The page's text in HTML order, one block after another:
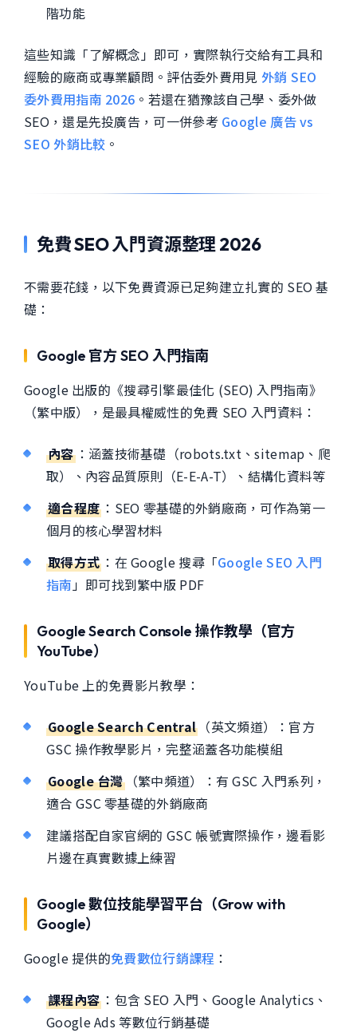
階功能
這些知識「了解概念」即可，實際執行交給有工具和
經驗的廠商或專業顧問。評估委外費用見 外銷 SEO
委外費用指南 2026 。若還在猶豫該自己學、委外做
SEO，還是先投廣告，可一併參考 Google 廣告 vs
SEO 外銷比較 。
免費 SEO 入門資源整理 2026
不需要花錢，以下免費資源已足夠建立扎實的 SEO 基
礎：
Google 官方 SEO 入門指南
Google 出版的《搜尋引擎最佳化 (SEO) 入門指南》
（繁中版），是最具權威性的免費 SEO 入門資料：
內容：涵蓋技術基礎（robots.txt、sitemap、爬
取）、內容品質原則（E-E-A-T）、結構化資料等
適合程度 ：SEO 零基礎的外銷廠商，可作為第一
個月的核心學習材料
取得方式 ：在 Google 搜尋「Google SEO 入門
指南」即可找到繁中版 PDF
Google Search Console 操作教學（官方
YouTube）
YouTube 上的免費影片教學：
Google Search Central （英文頻道）：官方
GSC 操作教學影片，完整涵蓋各功能模組
Google 台灣（繁中頻道）：有 GSC 入門系列，
適合 GSC 零基礎的外銷廠商
建議搭配自家官網的 GSC 帳號實際操作，邊看影
片邊在真實數據上練習
Google 數位技能學習平台（Grow with
Google）
Google 提供的免費數位行銷課程 ：
課程內容 ：包含 SEO 入門、Google Analytics、
Google Ads 等數位行銷基礎